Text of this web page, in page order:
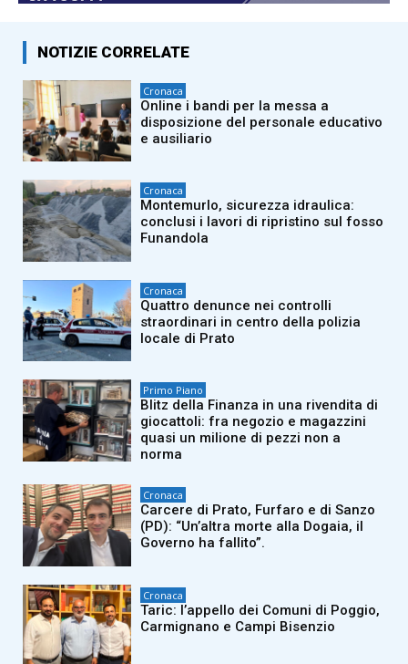
NOTIZIE CORRELATE
Cronaca
Online i bandi per la messa a
disposizione del personale educativo
e ausiliario
Cronaca
Montemurlo, sicurezza idraulica:
conclusi i lavori di ripristino sul fosso
Funandola
Cronaca
Quattro denunce nei controlli
straordinari in centro della polizia
locale di Prato
Primo Piano
Blitz della Finanza in una rivendita di
giocattoli: fra negozio e magazzini
quasi un milione di pezzi non a
norma
Cronaca
Carcere di Prato, Furfaro e di Sanzo
(PD): “Un’altra morte alla Dogaia, il
Governo ha fallito”.
Cronaca
Taric: l’appello dei Comuni di Poggio,
Carmignano e Campi Bisenzio